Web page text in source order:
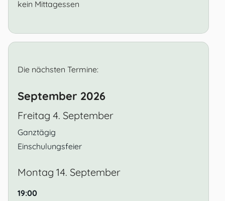
kein Mittagessen
Die nächsten Termine:
September 2026
Freitag 4. September
Ganztägig
Einschulungsfeier
Montag 14. September
19:00